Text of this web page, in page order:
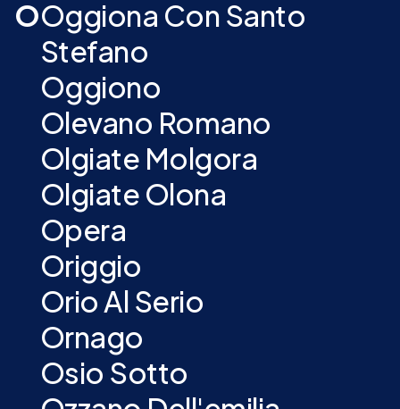
OOggiona Con Santo
Stefano
Oggiono
Olevano Romano
Olgiate Molgora
Olgiate Olona
Opera
Origgio
Orio Al Serio
Ornago
Osio Sotto